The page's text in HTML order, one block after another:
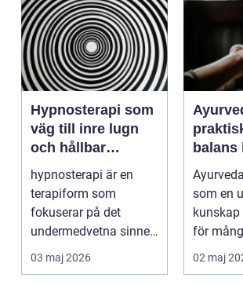
Hypnosterapi som
väg till inre lugn
och hållbar
förändring
hypnosterapi är en
terapiform som
fokuserar på det
undermedvetna sinnet
för att skapa djup och
hållb...
03 maj 2026
balans
som en
kunskap
för
frågan
betyd...
02 maj